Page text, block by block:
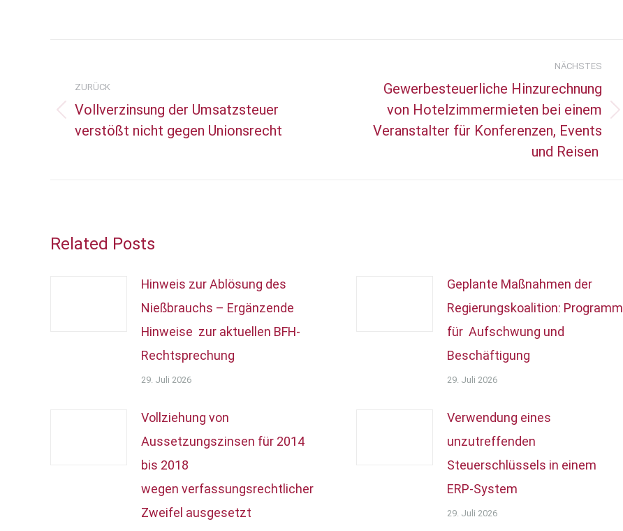
ZURÜCK
Vollverzinsung der Umsatzsteuer
verstößt nicht gegen Unionsrecht
NÄCHSTES
Gewerbesteuerliche Hinzurechnung
von Hotelzimmermieten bei einem
Veranstalter für Konferenzen, Events
und Reisen
Related Posts
Hinweis zur Ablösung des
Nießbrauchs – Ergänzende
Hinweise zur aktuellen BFH-
Rechtsprechung
29. Juli 2026
Geplante Maßnahmen der
Regierungskoalition: Programm
für Aufschwung und
Beschäftigung
29. Juli 2026
Vollziehung von
Aussetzungszinsen für 2014
bis 2018
wegen verfassungsrechtlicher
Zweifel ausgesetzt
Verwendung eines
unzutreffenden
Steuerschlüssels in einem
ERP-System
29. Juli 2026